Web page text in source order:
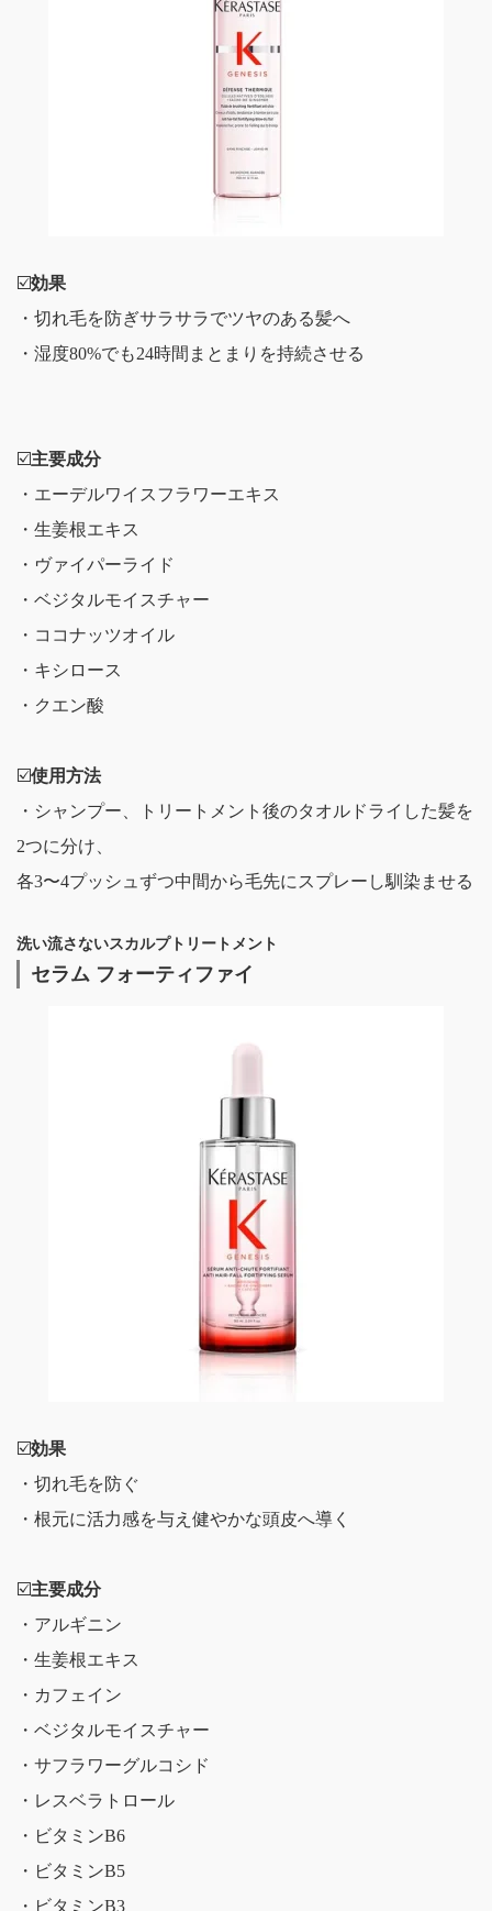
☑️効果
・切れ毛を防ぎサラサラでツヤのある髪へ
・湿度80%でも24時間まとまりを持続させる
☑️主要成分
・エーデルワイスフラワーエキス
・生姜根エキス
・ヴァイパーライド
・ベジタルモイスチャー
・ココナッツオイル
・キシロース
・クエン酸
☑️使用方法
・シャンプー、トリートメント後のタオルドライした髪を
2つに分け、
各3〜4プッシュずつ中間から毛先にスプレーし馴染ませる
洗い流さないスカルプトリートメント
セラム フォーティファイ
☑️効果
・切れ毛を防ぐ
・根元に活力感を与え健やかな頭皮へ導く
☑️主要成分
・アルギニン
・生姜根エキス
・カフェイン
・ベジタルモイスチャー
・サフラワーグルコシド
・レスベラトロール
・ビタミンB6
・ビタミンB5
・ビタミンB3